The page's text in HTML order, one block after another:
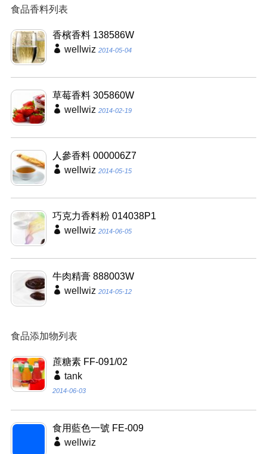
食品香料列表
香檳香料 138586W
wellwiz 2014-05-04
草莓香料 305860W
wellwiz 2014-02-19
人參香料 000006Z7
wellwiz 2014-05-15
巧克力香料粉 014038P1
wellwiz 2014-06-05
牛肉精膏 888003W
wellwiz 2014-05-12
食品添加物列表
蔗糖素 FF-091/02
tank
2014-06-03
食用藍色一號 FE-009
wellwiz